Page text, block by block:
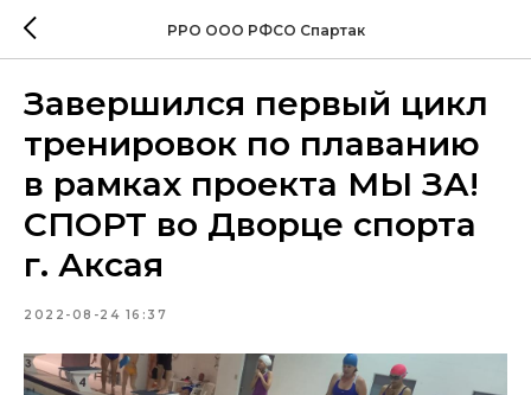
РРО ООО РФСО Спартак
Завершился первый цикл
тренировок по плаванию
в рамках проекта МЫ ЗА!
СПОРТ во Дворце спорта
г. Аксая
2022-08-24 16:37